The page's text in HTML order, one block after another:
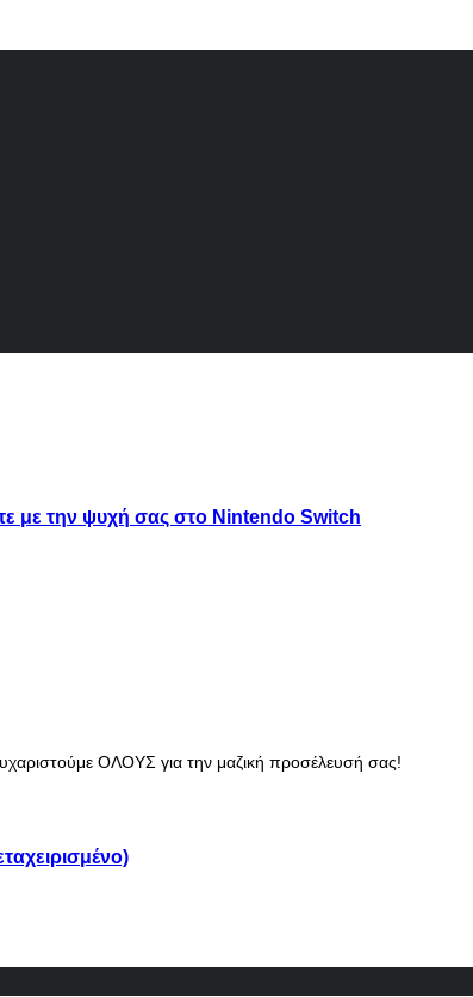
με την ψυχή σας στο Nintendo Switch
ΟΛΟΥΣ για την μαζική προσέλευσή σας!